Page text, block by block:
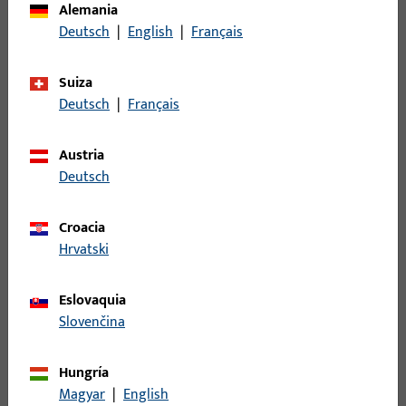
Descripción del acabado
Unidad de embalaje
Registro
Inicie sesión con sus datos de cliente para obtener
información de precio o para pedir el artículo
Alemania
Deutsch | English | Français
Suiza
Deutsch | Français
Austria
Deutsch
Croacia
Hrvatski
Eslovaquia
Slovenčina
Hungría
Magyar | English